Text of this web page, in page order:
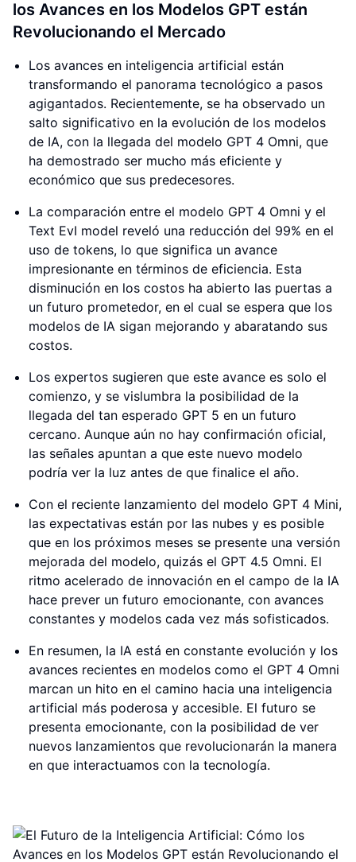
los Avances en los Modelos GPT están
Revolucionando el Mercado
Los avances en inteligencia artificial están
transformando el panorama tecnológico a pasos
agigantados. Recientemente, se ha observado un
salto significativo en la evolución de los modelos
de IA, con la llegada del modelo GPT 4 Omni, que
ha demostrado ser mucho más eficiente y
económico que sus predecesores.
La comparación entre el modelo GPT 4 Omni y el
Text EvI model reveló una reducción del 99% en el
uso de tokens, lo que significa un avance
impresionante en términos de eficiencia. Esta
disminución en los costos ha abierto las puertas a
un futuro prometedor, en el cual se espera que los
modelos de IA sigan mejorando y abaratando sus
costos.
Los expertos sugieren que este avance es solo el
comienzo, y se vislumbra la posibilidad de la
llegada del tan esperado GPT 5 en un futuro
cercano. Aunque aún no hay confirmación oficial,
las señales apuntan a que este nuevo modelo
podría ver la luz antes de que finalice el año.
Con el reciente lanzamiento del modelo GPT 4 Mini,
las expectativas están por las nubes y es posible
que en los próximos meses se presente una versión
mejorada del modelo, quizás el GPT 4.5 Omni. El
ritmo acelerado de innovación en el campo de la IA
hace prever un futuro emocionante, con avances
constantes y modelos cada vez más sofisticados.
En resumen, la IA está en constante evolución y los
avances recientes en modelos como el GPT 4 Omni
marcan un hito en el camino hacia una inteligencia
artificial más poderosa y accesible. El futuro se
presenta emocionante, con la posibilidad de ver
nuevos lanzamientos que revolucionarán la manera
en que interactuamos con la tecnología.